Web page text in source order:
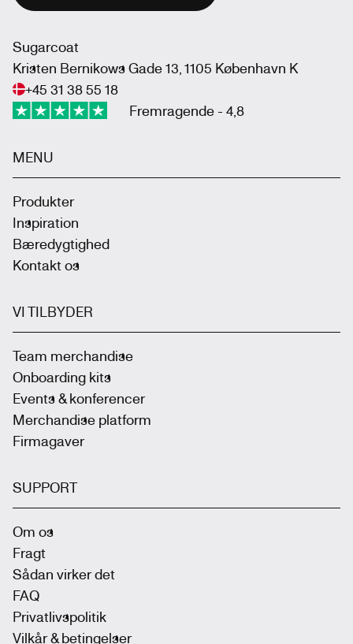
Sugarcoat
Kristen Bernikows Gade 13, 1105 København K
+45 31 38 55 18
Fremragende - 4,8
MENU
Produkter
Inspiration
Bæredygtighed
Kontakt os
VI TILBYDER
Team merchandise
Onboarding kits
Events & konferencer
Merchandise platform
Firmagaver
SUPPORT
Om os
Fragt
Sådan virker det
FAQ
Privatlivspolitik
Vilkår & betingelser